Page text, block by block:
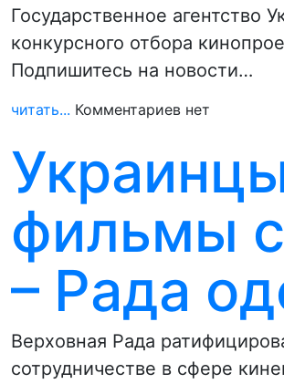
Государственное агентство
конкурсного отбора
Подпишитесь на новости…
читать... Комментариев нет
фильмы
– Рада
Верховная Рада
сотрудничестве в сфере